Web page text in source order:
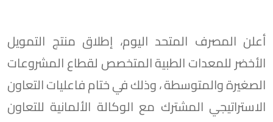
أعلن المصرف المتحد اليوم، إطلاق منتج التمويل
الأخضر للمعدات الطبية المتخصص لقطاع المشروعات
الصغيرة والمتوسطة ، وذلك في ختام فاعليات التعاون
الاستراتيجي المشترك مع الوكالة الألمانية للتعاون